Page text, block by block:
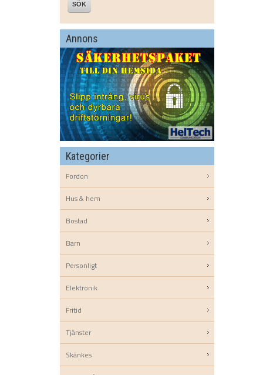
SÖK
Annons
Kategorier
Fordon
Hus & hem
Bostad
Barn
Personligt
Elektronik
Fritid
Tjänster
Skänkes